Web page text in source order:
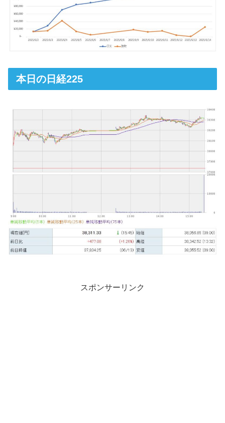
本日の日経225
スポンサーリンク